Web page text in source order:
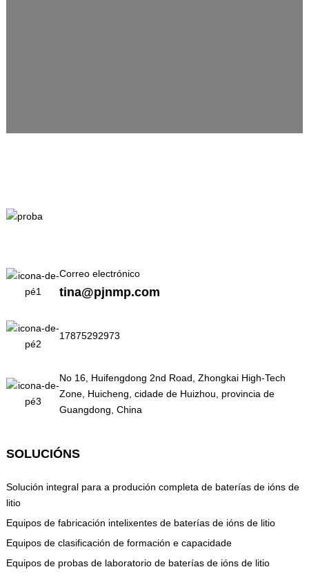
Correo electrónico
tina@pjnmp.com
17875292973
No 16, Huifengdong 2nd Road, Zhongkai High-Tech
Zone, Huicheng, cidade de Huizhou, provincia de
Guangdong, China
SOLUCIÓNS
Solución integral para a produción completa de baterías de ións de
litio
Equipos de fabricación intelixentes de baterías de ións de litio
Equipos de clasificación de formación e capacidade
Equipos de probas de laboratorio de baterías de ións de litio